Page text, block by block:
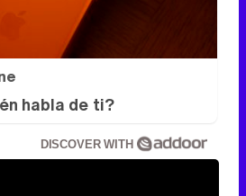
habla de ti?
DISCOVER WITH